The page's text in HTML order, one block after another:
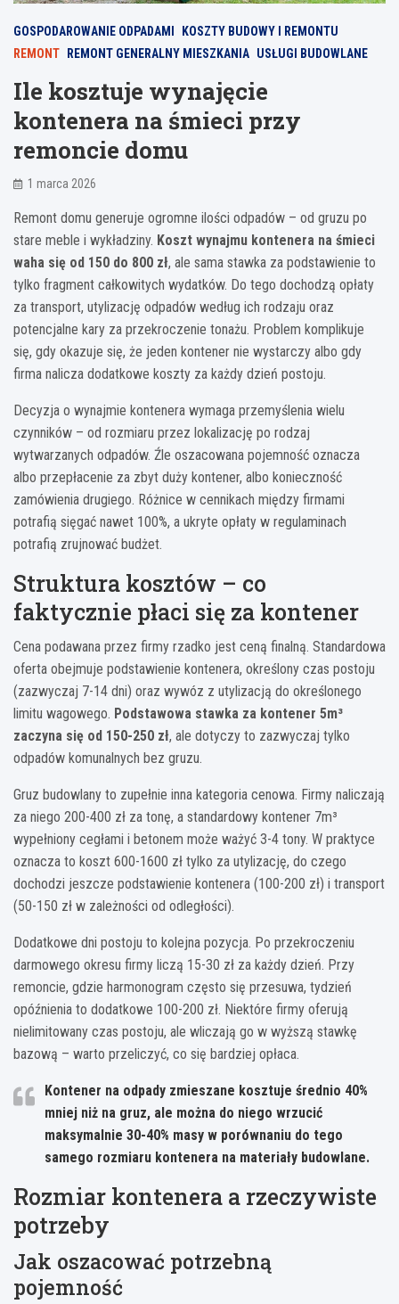
GOSPODAROWANIE ODPADAMI
KOSZTY BUDOWY I REMONTU
REMONT
REMONT GENERALNY MIESZKANIA USŁUGI BUDOWLANE
Ile kosztuje wynajęcie
kontenera na śmieci przy
remoncie domu
1 marca 2026
Remont domu generuje ogromne ilości odpadów – od gruzu po
stare meble i wykładziny. Koszt wynajmu kontenera na śmieci
waha się od 150 do 800 zł, ale sama stawka za podstawienie to
tylko fragment całkowitych wydatków. Do tego dochodzą opłaty
za transport, utylizację odpadów według ich rodzaju oraz
potencjalne kary za przekroczenie tonażu. Problem komplikuje
się, gdy okazuje się, że jeden kontener nie wystarczy albo gdy
firma nalicza dodatkowe koszty za każdy dzień postoju.
Decyzja o wynajmie kontenera wymaga przemyślenia wielu
czynników – od rozmiaru przez lokalizację po rodzaj
wytwarzanych odpadów. Źle oszacowana pojemność oznacza
albo przepłacenie za zbyt duży kontener, albo konieczność
zamówienia drugiego. Różnice w cennikach między firmami
potrafią sięgać nawet 100%, a ukryte opłaty w regulaminach
potrafią zrujnować budżet.
Struktura kosztów – co
faktycznie płaci się za kontener
Cena podawana przez firmy rzadko jest ceną finalną. Standardowa
oferta obejmuje podstawienie kontenera, określony czas postoju
(zazwyczaj 7-14 dni) oraz wywóz z utylizacją do określonego
limitu wagowego. Podstawowa stawka za kontener 5m³
zaczyna się od 150-250 zł, ale dotyczy to zazwyczaj tylko
odpadów komunalnych bez gruzu.
Gruz budowlany to zupełnie inna kategoria cenowa. Firmy naliczają
za niego 200-400 zł za tonę, a standardowy kontener 7m³
wypełniony cegłami i betonem może ważyć 3-4 tony. W praktyce
oznacza to koszt 600-1600 zł tylko za utylizację, do czego
dochodzi jeszcze podstawienie kontenera (100-200 zł) i transport
(50-150 zł w zależności od odległości).
Dodatkowe dni postoju to kolejna pozycja. Po przekroczeniu
darmowego okresu firmy liczą 15-30 zł za każdy dzień. Przy
remoncie, gdzie harmonogram często się przesuwa, tydzień
opóźnienia to dodatkowe 100-200 zł. Niektóre firmy oferują
nielimitowany czas postoju, ale wliczają go w wyższą stawkę
bazową – warto przeliczyć, co się bardziej opłaca.
Kontener na odpady zmieszane kosztuje średnio 40%
mniej niż na gruz, ale można do niego wrzucić
maksymalnie 30-40% masy w porównaniu do tego
samego rozmiaru kontenera na materiały budowlane.
Rozmiar kontenera a rzeczywiste
potrzeby
Jak oszacować potrzebną
pojemność